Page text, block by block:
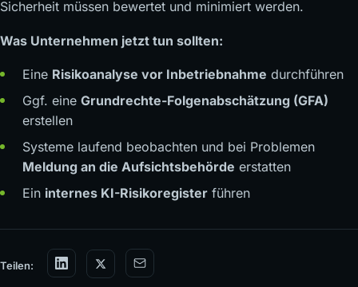
Sicherheit müssen bewertet und minimiert werden.
Was Unternehmen jetzt tun sollten:
Eine Risikoanalyse vor Inbetriebnahme durchführen
Ggf. eine Grundrechte-Folgenabschätzung (GFA)
erstellen
Systeme laufend beobachten und bei Problemen
Meldung an die Aufsichtsbehörde erstatten
Ein internes KI-Risikoregister führen
Teilen: